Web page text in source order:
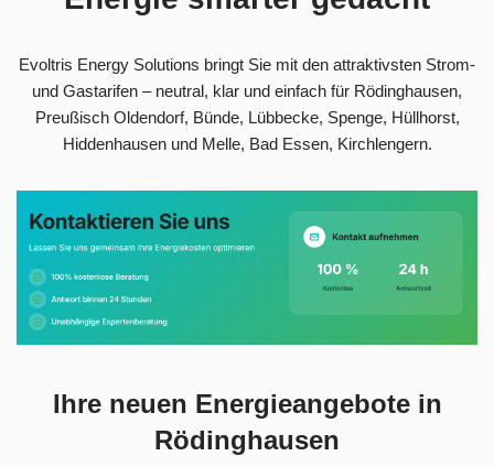
Evoltris Energy Solutions bringt Sie mit den attraktivsten Strom-
und Gastarifen – neutral, klar und einfach für Rödinghausen,
Preußisch Oldendorf, Bünde, Lübbecke, Spenge, Hüllhorst,
Hiddenhausen und Melle, Bad Essen, Kirchlengern.
Ihre neuen Energieangebote in
Rödinghausen